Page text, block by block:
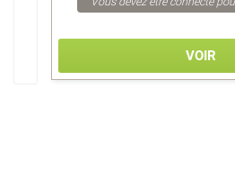
VOIR